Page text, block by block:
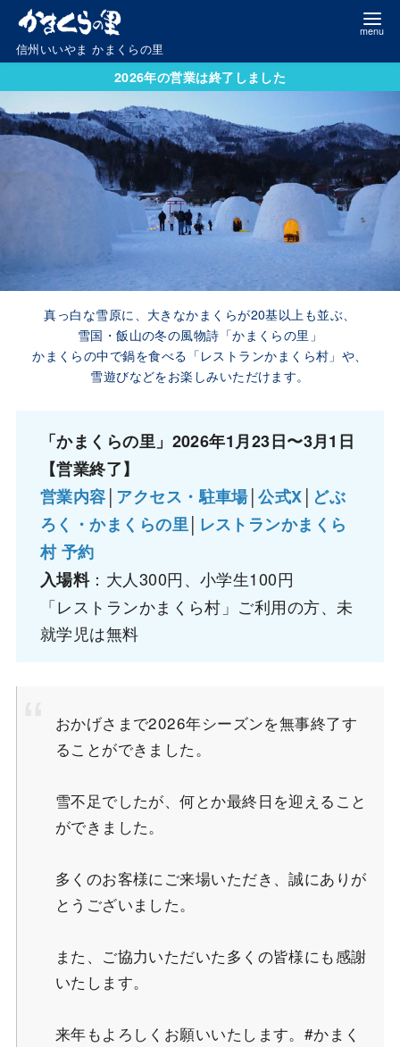
テ
ン
ツ
移
信州いいやま かまくらの里
2026年の営業は終了しました
真っ白な雪原に、大きなかまくらが20基以上も並ぶ、
雪国・飯山の冬の風物詩「かまくらの里」
かまくらの中で鍋を食べる「レストランかまくら村」や、
雪遊びなどをお楽しみいただけます。
「かまくらの里」2026年1月23日〜3月1日
【営業終了】
営業内容│ アクセス・駐車場│公式X│ どぶ
ろく・かまくらの里│ レストランかまくら
村 予約
入場料：大人300円、小学生100円
「レストランかまくら村」ご利用の方、未
就学児は無料
おかげさまで2026年シーズンを無事終了す
ることができました。
雪不足でしたが、何とか最終日を迎えること
ができました。
多くのお客様にご来場いただき、誠にありが
とうございました。
また、ご協力いただいた多くの皆様にも感謝
いたします。
来年もよろしくお願いいたします。 #かまく